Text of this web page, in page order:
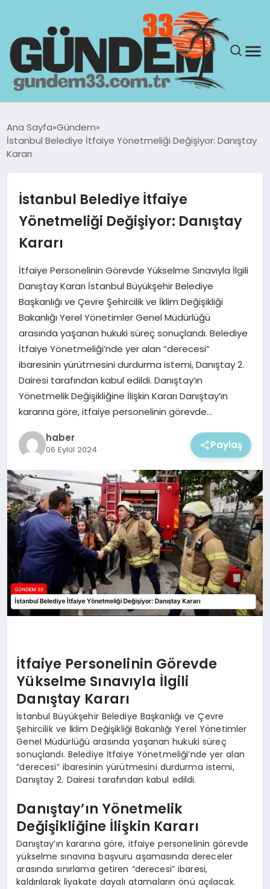
TEKNOLOJI
EKONOMI
MAGAZIN
Ana Sayfa Gündem
İstanbul Belediye İtfaiye Yönetmeliği Değişiyor: Danıştay
Kararı
İstanbul Belediye İtfaiye
Yönetmeliği Değişiyor: Danıştay
Kararı
İtfaiye Personelinin Görevde Yükselme Sınavıyla İlgili
Danıştay Kararı İstanbul Büyükşehir Belediye
Başkanlığı ve Çevre Şehircilik ve İklim Değişikliği
Bakanlığı Yerel Yönetimler Genel Müdürlüğü
arasında yaşanan hukuki süreç sonuçlandı. Belediye
İtfaiye Yönetmeliği’nde yer alan “derecesi”
ibaresinin yürütmesini durdurma istemi, Danıştay 2.
Dairesi tarafından kabul edildi. Danıştay’ın
Yönetmelik Değişikliğine İlişkin Kararı Danıştay’ın
kararına göre, itfaiye personelinin görevde…
haber
06 Eylül 2024 Paylaş
İtfaiye Personelinin Görevde
Yükselme Sınavıyla İlgili
Danıştay Kararı
İstanbul Büyükşehir Belediye Başkanlığı ve Çevre
Şehircilik ve İklim Değişikliği Bakanlığı Yerel Yönetimler
Genel Müdürlüğü arasında yaşanan hukuki süreç
sonuçlandı. Belediye İtfaiye Yönetmeliği’nde yer alan
“derecesi” ibaresinin yürütmesini durdurma istemi,
Danıştay 2. Dairesi tarafından kabul edildi.
Danıştay’ın Yönetmelik
Değişikliğine İlişkin Kararı
Danıştay’ın kararına göre, itfaiye personelinin görevde
yükselme sınavına başvuru aşamasında dereceler
arasında sınırlama getiren “derecesi” ibaresi,
kaldırılarak liyakate dayalı atamaların önü açılacak.